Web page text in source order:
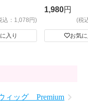
込：1,078円)
入り
ビッグサイ
1,980円
(税
お気
ィッグ Premium